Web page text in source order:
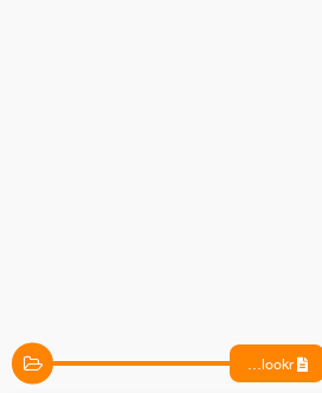
lookr: خدمة جديدة للوصول إلى الآلاف من كاميرات الويب في جميع أنحاء العالم مجانا